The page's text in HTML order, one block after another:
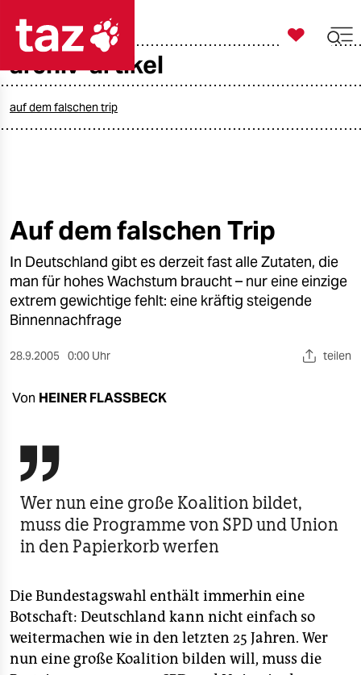
öko
gesellschaft
kultur
sport
berlin
nord
verlag
verlag
veranstaltungen
fragen & hilfe
unterstützen
abo

taz zahl ich
archiv-artikel
auf dem falschen trip
Auf dem falschen Trip
In Deutschland gibt es derzeit fast alle Zutaten, die
man für hohes Wachstum braucht – nur eine einzige
extrem gewichtige fehlt: eine kräftig steigende
Binnennachfrage
28.9.2005 0:00 Uhr teilen
Von HEINER FLASSBECK

Wer nun eine große Koalition bildet,
muss die Programme von SPD und Union
in den Papierkorb werfen
Die Bundestagswahl enthält immerhin eine
Botschaft: Deutschland kann nicht einfach so
weitermachen wie in den letzten 25 Jahren. Wer
nun eine große Koalition bilden will, muss die